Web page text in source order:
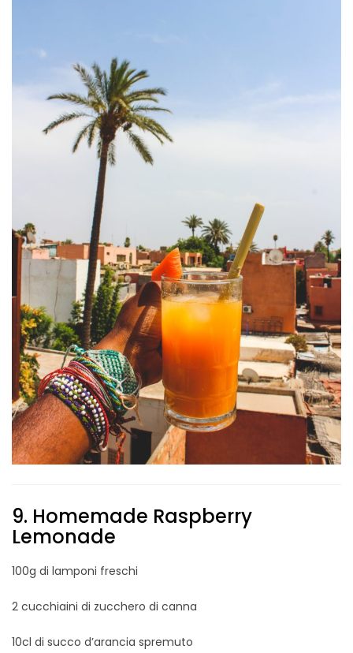
9. Homemade Raspberry
Lemonade
100g di lamponi freschi
2 cucchiaini di zucchero di canna
10cl di succo d’arancia spremuto